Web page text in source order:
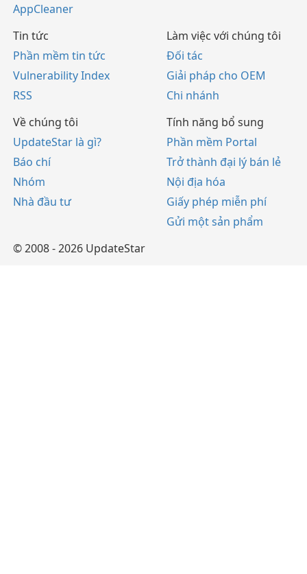
AppCleaner
Tin tức
Phần mềm tin tức
Vulnerability Index
RSS
Làm việc với chúng tôi
Đối tác
Giải pháp cho OEM
Chi nhánh
Về chúng tôi
UpdateStar là gì?
Báo chí
Nhóm
Nhà đầu tư
Tính năng bổ sung
Phần mềm Portal
Trở thành đại lý bán lẻ
Nội địa hóa
Giấy phép miễn phí
Gửi một sản phẩm
© 2008 - 2026 UpdateStar